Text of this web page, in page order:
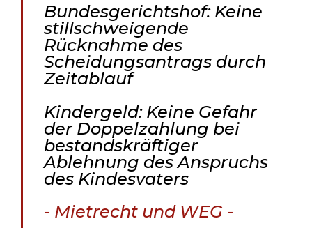
Bundesgerichtshof: Keine
stillschweigende
Rücknahme des
Scheidungsantrags durch
Zeitablauf
Kindergeld: Keine Gefahr
der Doppelzahlung bei
bestandskräftiger
Ablehnung des Anspruchs
des Kindesvaters
- Mietrecht und WEG -